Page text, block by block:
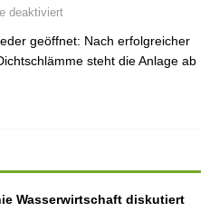
deaktiviert
geöffnet: Nach erfolgreicher
steht die Anlage ab
Wasserwirtschaft diskutiert